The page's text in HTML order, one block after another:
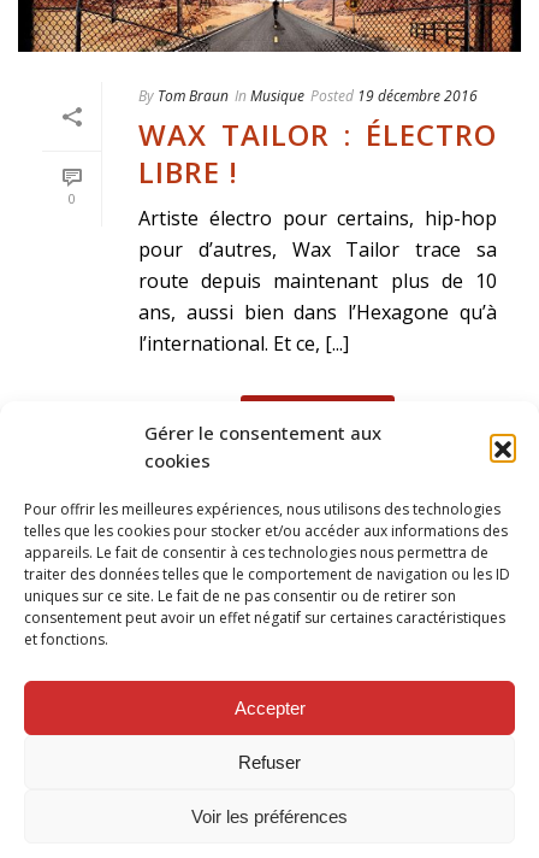
Gérer le consentement aux
cookies
Pour offrir les meilleures expériences, nous utilisons des technologies
telles que les cookies pour stocker et/ou accéder aux informations des
appareils. Le fait de consentir à ces technologies nous permettra de
traiter des données telles que le comportement de navigation ou les ID
uniques sur ce site. Le fait de ne pas consentir ou de retirer son
consentement peut avoir un effet négatif sur certaines caractéristiques
et fonctions.
Accepter
Refuser
Voir les préférences
0
By Tom Braun In Musique Posted 19 décembre 2016
WAX TAILOR : ÉLECTRO
LIBRE !
Artiste électro pour certains, hip-hop
pour d’autres, Wax Tailor trace sa
route depuis maintenant plus de 10
ans, aussi bien dans l’Hexagone qu’à
l’international. Et ce, [...]